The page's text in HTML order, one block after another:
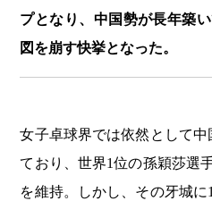
プとなり、中国勢が長年築
図を崩す快挙となった。
女子卓球界では依然として
ており、世界1位の孫穎莎選
を維持。しかし、その牙城